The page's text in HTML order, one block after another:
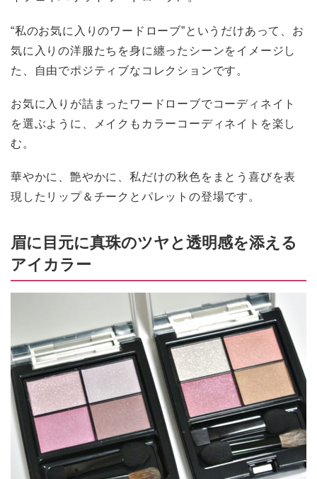
“私のお気に入りのワードローブ”というだけあって、お
気に入りの洋服たちを身に纏ったシーンをイメージし
た、自由でポジティブなコレクションです。
お気に入りが詰まったワードローブでコーディネイト
を選ぶように、メイクもカラーコーディネイトを楽し
む。
華やかに、艶やかに、私だけの秋色をまとう喜びを表
現したリップ＆チークとパレットの登場です。
眉に目元に真珠のツヤと透明感を添える
アイカラー